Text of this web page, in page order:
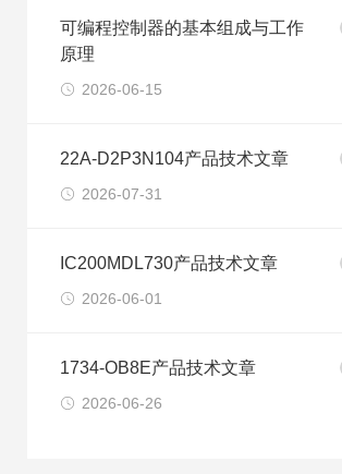
可编程控制器的基本组成与工作
原理
2026-06-15
22A-D2P3N104产品技术文章
2026-07-31
IC200MDL730产品技术文章
2026-06-01
1734-OB8E产品技术文章
2026-06-26